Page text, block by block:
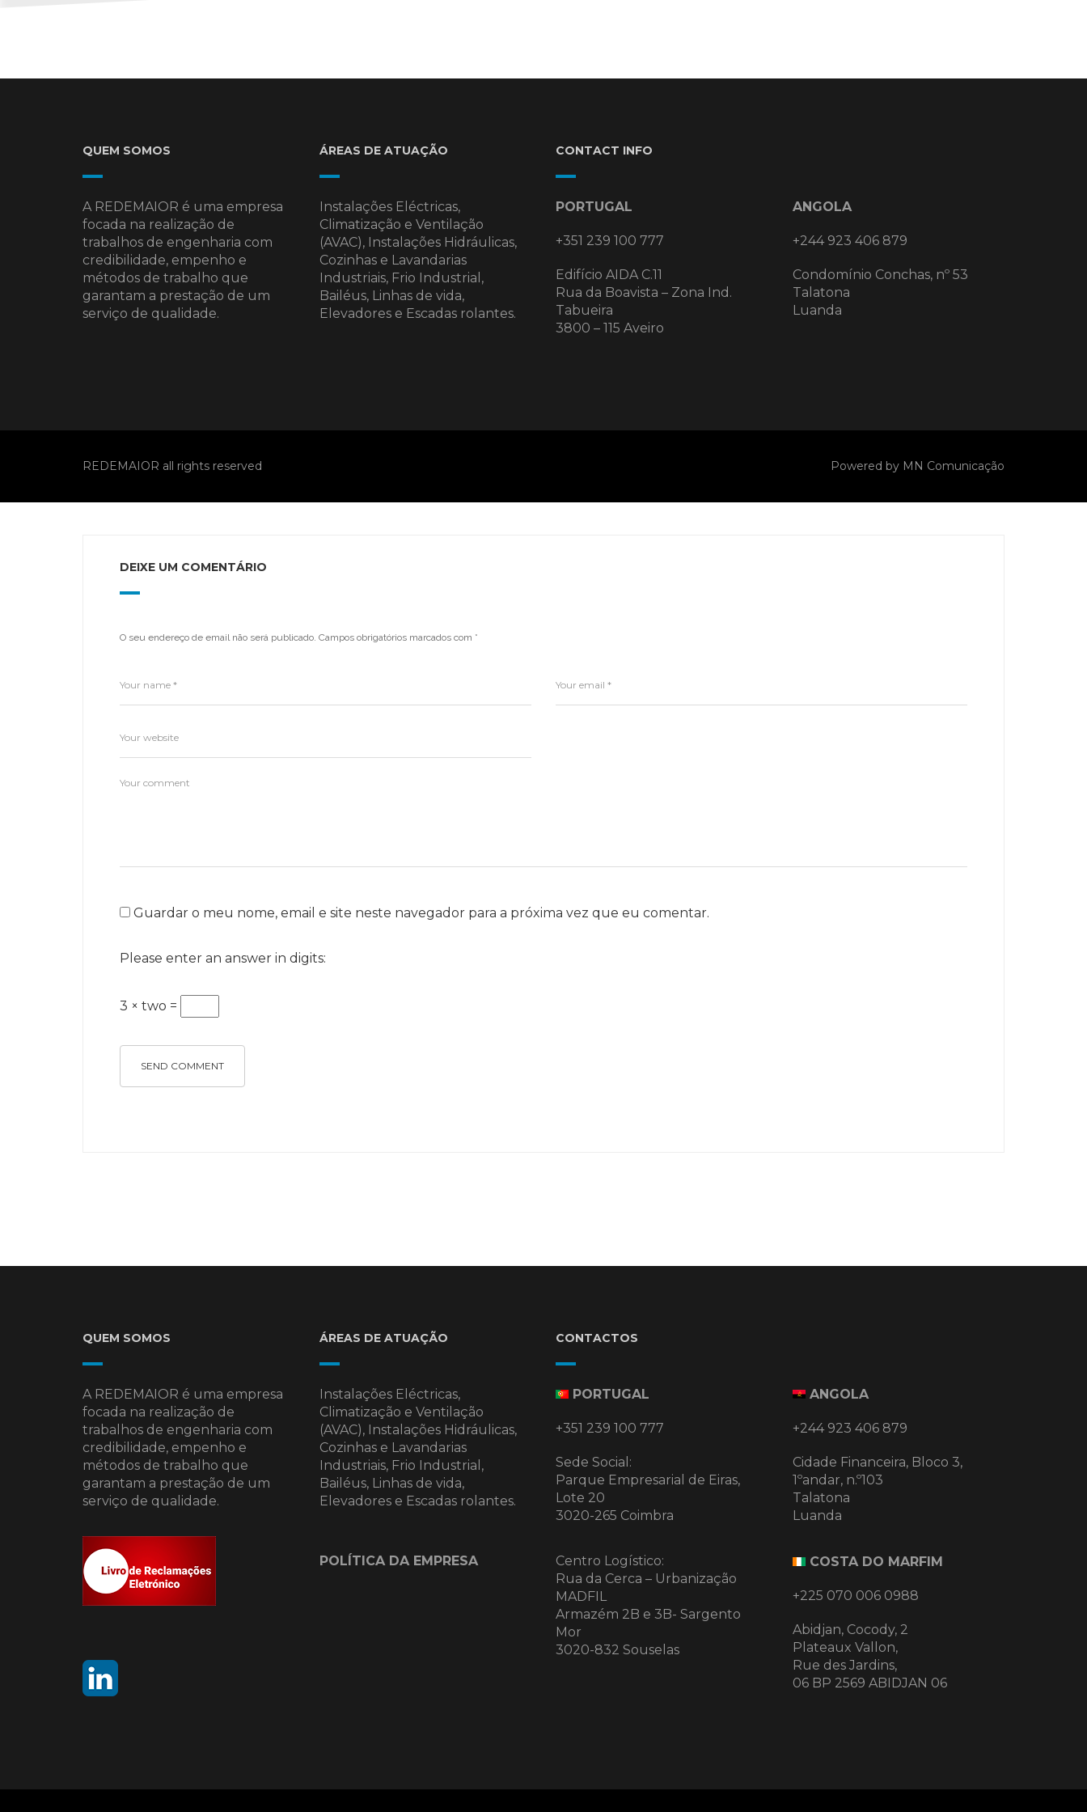
QUEM SOMOS
A REDEMAIOR é uma empresa
focada na realização de
trabalhos de engenharia com
credibilidade, empenho e
métodos de trabalho que
garantam a prestação de um
serviço de qualidade.
ÁREAS DE ATUAÇÃO
Instalações Eléctricas,
Climatização e Ventilação
(AVAC), Instalações Hidráulicas,
Cozinhas e Lavandarias
Industriais, Frio Industrial,
Bailéus, Linhas de vida,
Elevadores e Escadas rolantes.
CONTACT INFO
PORTUGAL
+351 239 100 777
Edifício AIDA C.11
Rua da Boavista – Zona Ind.
Tabueira
3800 – 115 Aveiro
ANGOLA
+244 923 406 879
Condomínio Conchas, nº 53
Talatona
Luanda
REDEMAIOR all rights reserved Powered by MN Comunicação
DEIXE UM COMENTÁRIO
O seu endereço de email não será publicado. Campos obrigatórios marcados com *
Guardar o meu nome, email e site neste navegador para a próxima vez que eu comentar.
Please enter an answer in digits:
3 × two =
SEND COMMENT
QUEM SOMOS
A REDEMAIOR é uma empresa
focada na realização de
trabalhos de engenharia com
credibilidade, empenho e
métodos de trabalho que
garantam a prestação de um
serviço de qualidade.
ÁREAS DE ATUAÇÃO
Instalações Eléctricas,
Climatização e Ventilação
(AVAC), Instalações Hidráulicas,
Cozinhas e Lavandarias
Industriais, Frio Industrial,
Bailéus, Linhas de vida,
Elevadores e Escadas rolantes.
POLÍTICA DA EMPRESA
CONTACTOS
PORTUGAL
+351 239 100 777
Sede Social:
Parque Empresarial de Eiras,
Lote 20
3020-265 Coimbra
Centro Logístico:
Rua da Cerca – Urbanização
MADFIL
Armazém 2B e 3B- Sargento
Mor
3020-832 Souselas
ANGOLA
+244 923 406 879
Cidade Financeira, Bloco 3,
1ºandar, n.º103
Talatona
Luanda
COSTA DO MARFIM
+225 070 006 0988
Abidjan, Cocody, 2
Plateaux Vallon,
Rue des Jardins,
06 BP 2569 ABIDJAN 06